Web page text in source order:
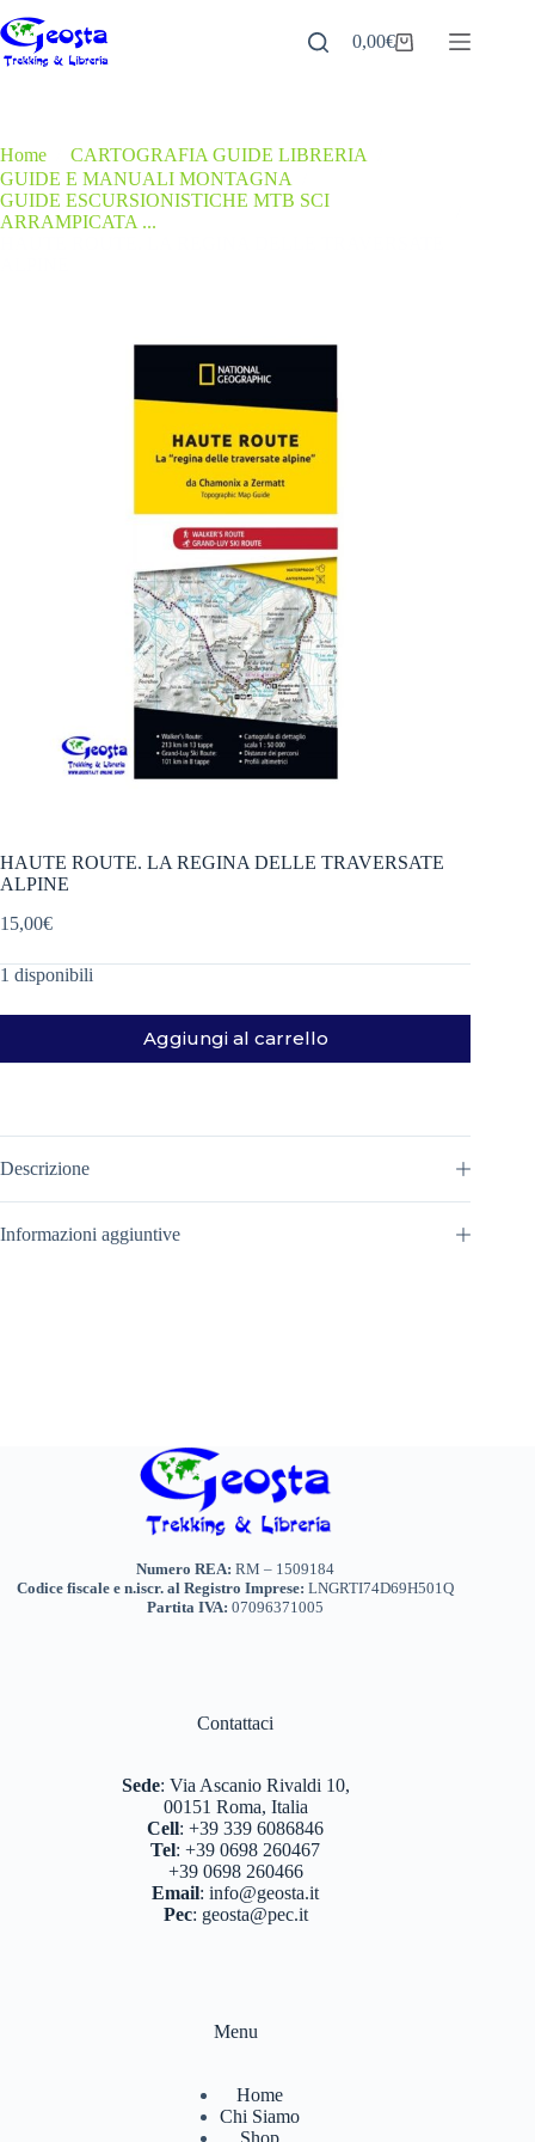
al
contenuto
Carrello
0,00€
Home CARTOGRAFIA GUIDE LIBRERIA
GUIDE E MANUALI MONTAGNA
GUIDE ESCURSIONISTICHE MTB SCI
ARRAMPICATA ...
HAUTE ROUTE. LA REGINA DELLE TRAVERSATE
ALPINE
15,00€
1 disponibili
Aggiungi al carrello
Descrizione
Informazioni aggiuntive
Numero REA:RM – 1509184
Codice fiscale e n.iscr. al Registro Imprese:LNGRTI74D69H501Q
Partita IVA: 07096371005
Contattaci
Sede: Via Ascanio Rivaldi 10,
00151 Roma, Italia
Cell:+39 339 6086846
Tel:+39 0698 260467
+39 0698 260466
Email:info@geosta.it
Pec: geosta@pec.it
Menu
Home
Chi Siamo